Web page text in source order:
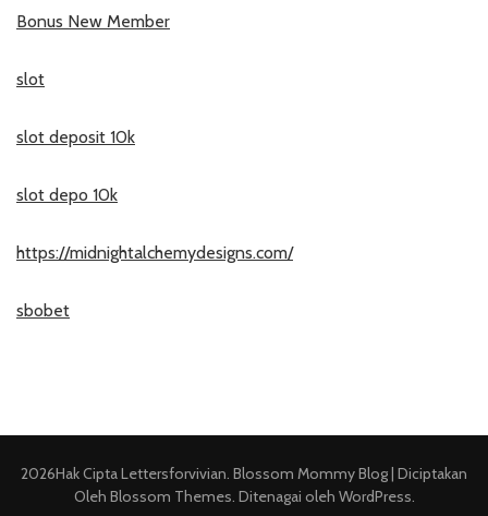
Bonus New Member
slot
slot deposit 10k
slot depo 10k
https://midnightalchemydesigns.com/
sbobet
2026Hak CiptaLettersforvivian. Blossom Mommy Blog | Diciptakan
Oleh Blossom Themes. Ditenagai oleh WordPress.